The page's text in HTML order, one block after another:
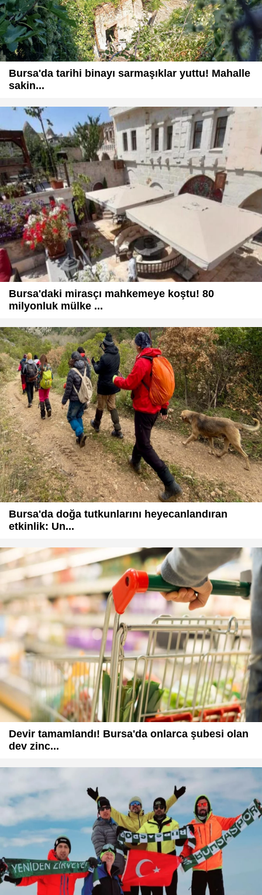
Bursa'da tarihi binayı sarmaşıklar yuttu! Mahalle
sakin...
Bursa'daki mirasçı mahkemeye koştu! 80
milyonluk mülke ...
Bursa'da doğa tutkunlarını heyecanlandıran
etkinlik: Un...
Devir tamamlandı! Bursa'da onlarca şubesi olan
dev zinc...